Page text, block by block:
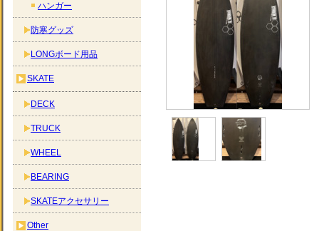
ハンガー
防寒グッズ
LONGボード用品
SKATE
DECK
TRUCK
WHEEL
BEARING
SKATEアクセサリー
Other